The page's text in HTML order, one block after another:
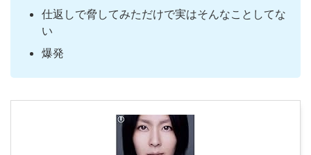
仕返しで脅してみただけで実はそんなことしてな
い
爆発